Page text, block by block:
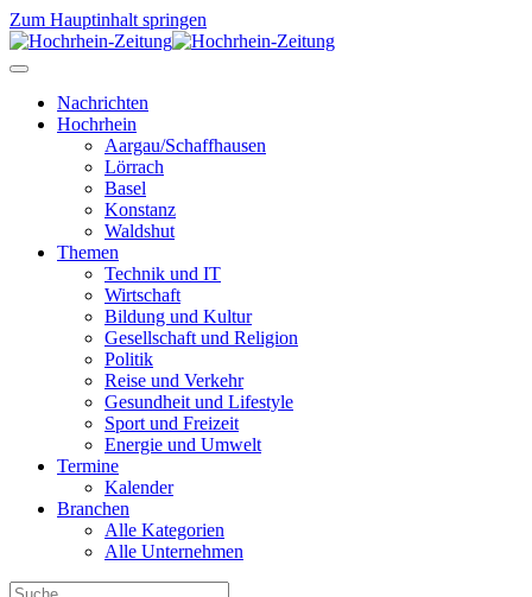
Zum Hauptinhalt springen
Nachrichten
Hochrhein
Aargau/Schaffhausen
Lörrach
Basel
Konstanz
Waldshut
Themen
Technik und IT
Wirtschaft
Bildung und Kultur
Gesellschaft und Religion
Politik
Reise und Verkehr
Gesundheit und Lifestyle
Sport und Freizeit
Energie und Umwelt
Termine
Kalender
Branchen
Alle Kategorien
Alle Unternehmen